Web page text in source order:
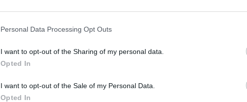
Personal Data Processing Opt Outs
I want to opt-out of the Sharing of my personal data.
Opted In
I want to opt-out of the Sale of my Personal Data.
Opted In
5